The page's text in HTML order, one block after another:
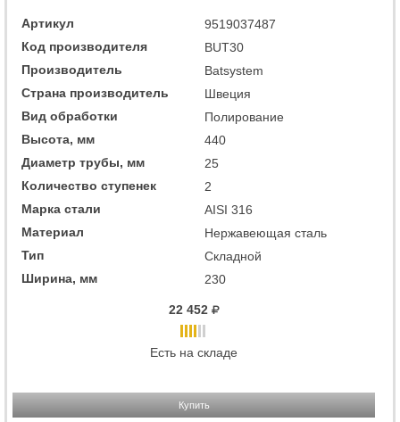
Артикул
9519037487
Код производителя
BUT30
Производитель
Batsystem
Страна производитель
Швеция
Вид обработки
Полирование
Высота, мм
440
Диаметр трубы, мм
25
Количество ступенек
2
Марка стали
AISI 316
Материал
Нержавеющая сталь
Тип
Складной
Ширина, мм
230
22 452
Есть на складе
Купить